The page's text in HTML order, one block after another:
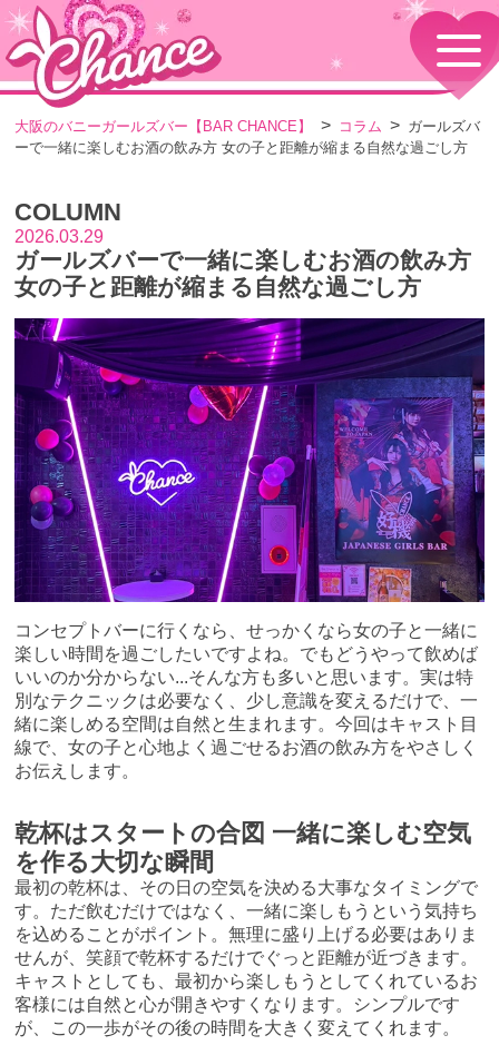
HOME
TOPページ
コンセプト
GIRLS
MENU
メニュー・料金
イベント情報
SHOP
店舗情報・よくある質問
VISITORS TO JAPAN
外国人観光客向け
RECRUIT
採用情報
大阪のバニーガールズバー【BAR CHANCE】 コラム
ガールズバ
ーで一緒に楽しむお酒の飲み方 女の子と距離が縮まる自然な過ごし方
COLUMN
2026.03.29
ガールズバーで一緒に楽しむお酒の飲み方
女の子と距離が縮まる自然な過ごし方
コンセプトバーに行くなら、せっかくなら女の子と一緒に
楽しい時間を過ごしたいですよね。でもどうやって飲めば
いいのか分からない...そんな方も多いと思います。実は特
別なテクニックは必要なく、少し意識を変えるだけで、一
緒に楽しめる空間は自然と生まれます。今回はキャスト目
線で、女の子と心地よく過ごせるお酒の飲み方をやさしく
お伝えします。
乾杯はスタートの合図 一緒に楽しむ空気
を作る大切な瞬間
最初の乾杯は、その日の空気を決める大事なタイミングで
す。ただ飲むだけではなく、一緒に楽しもうという気持ち
を込めることがポイント。無理に盛り上げる必要はありま
せんが、笑顔で乾杯するだけでぐっと距離が近づきます。
キャストとしても、最初から楽しもうとしてくれているお
客様には自然と心が開きやすくなります。シンプルです
が、この一歩がその後の時間を大きく変えてくれます。